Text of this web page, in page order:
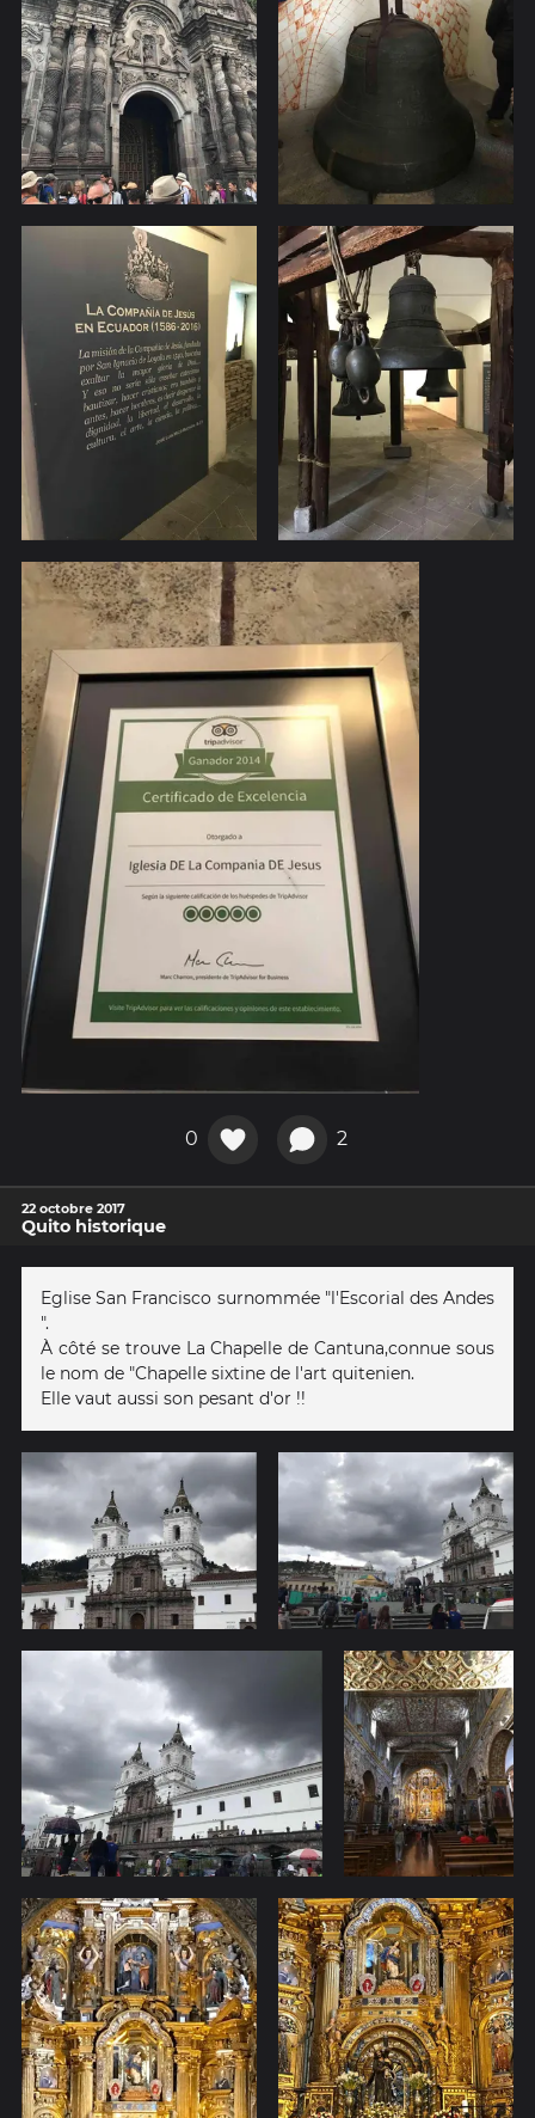
0 2
22 octobre 2017
Quito historique
Eglise San Francisco surnommée "l'Escorial des Andes
".
À côté se trouve La Chapelle de Cantuna,connue sous
le nom de "Chapelle sixtine de l'art quitenien.
Elle vaut aussi son pesant d'or !!